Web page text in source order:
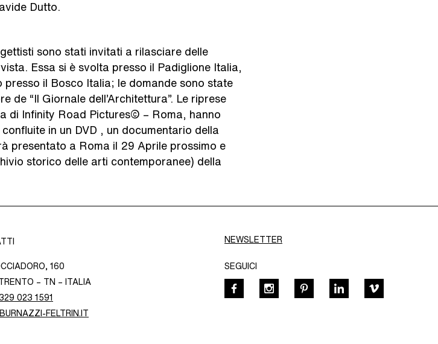
Dutto.
sono stati invitati a rilasciare delle
Essa si è svolta presso il Padiglione Italia,
presso il Bosco Italia; le domande sono state
de “Il Giornale dell’Architettura”. Le riprese
di Infinity Road Pictures© – Roma, hanno
in un DVD , un documentario della
presentato a Roma il 29 Aprile prossimo e
storico delle arti contemporanee) della
160
– TN – ITALIA
023 1591
FELTRIN.IT
NEWSLETTER
SEGUICI